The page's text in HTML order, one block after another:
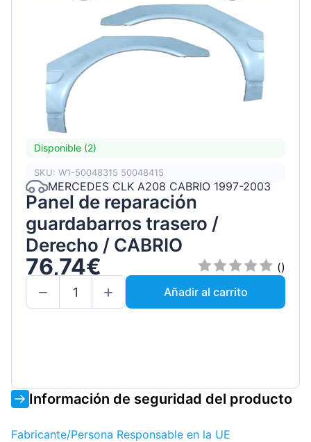
Disponible (2)
SKU: W1-50048315 50048415
MERCEDES CLK A208 CABRIO 1997-2003
Panel de reparación
guardabarros trasero /
Derecho / CABRIO
76,74€
()
Añadir al carrito
Información de seguridad del producto
Fabricante/Persona Responsable en la UE